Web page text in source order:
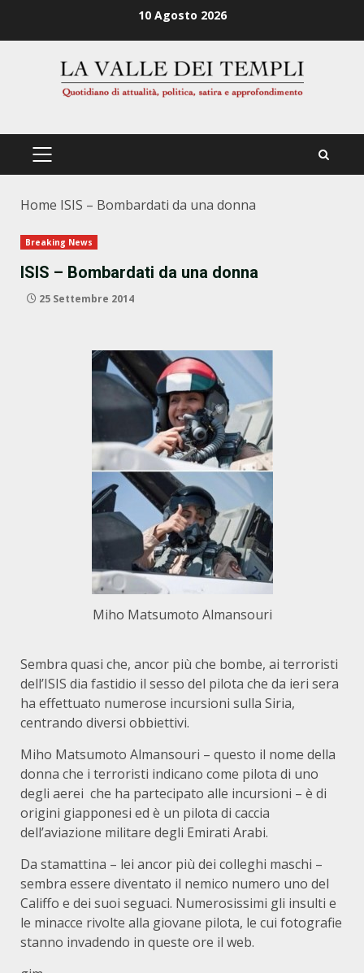
10 Agosto 2026
PRIMÄRES
Home ISIS – Bombardati da una donna
Breaking News
ISIS – Bombardati da una donna
25 Settembre 2014
Miho Matsumoto Almansouri
Sembra quasi che, ancor più che bombe, ai terroristi
dell’ISIS dia fastidio il sesso del pilota che da ieri sera
ha effettuato numerose incursioni sulla Siria,
centrando diversi obbiettivi.
Miho Matsumoto Almansouri – questo il nome della
donna che i terroristi indicano come pilota di uno
degli aerei che ha partecipato alle incursioni – è di
origini giapponesi ed è un pilota di caccia
dell’aviazione militare degli Emirati Arabi.
Da stamattina – lei ancor più dei colleghi maschi –
sembra essere diventato il nemico numero uno del
Califfo e dei suoi seguaci. Numerosissimi gli insulti e
le minacce rivolte alla giovane pilota, le cui fotografie
stanno invadendo in queste ore il web.